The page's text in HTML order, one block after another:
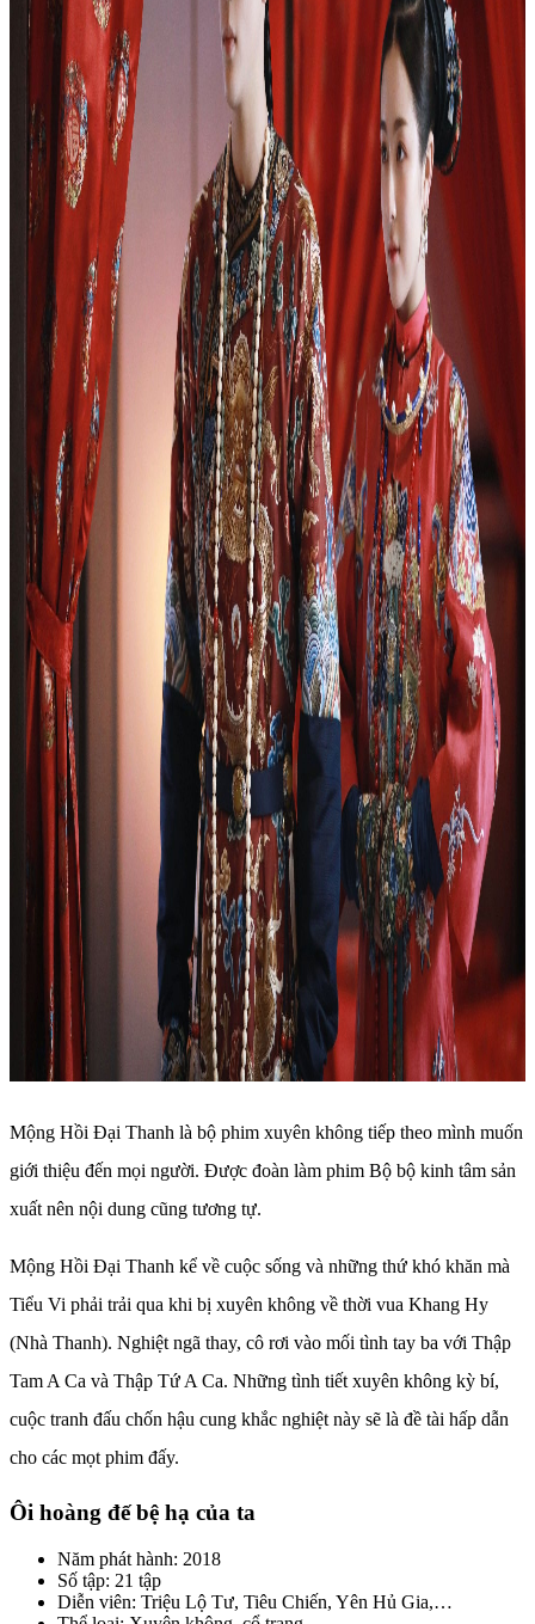
Mộng Hồi Đại Thanh là bộ phim xuyên không tiếp theo mình muốn
giới thiệu đến mọi người. Được đoàn làm phim Bộ bộ kinh tâm sản
xuất nên nội dung cũng tương tự.
Mộng Hồi Đại Thanh kể về cuộc sống và những thứ khó khăn mà
Tiểu Vi phải trải qua khi bị xuyên không về thời vua Khang Hy
(Nhà Thanh). Nghiệt ngã thay, cô rơi vào mối tình tay ba với Thập
Tam A Ca và Thập Tứ A Ca. Những tình tiết xuyên không kỳ bí,
cuộc tranh đấu chốn hậu cung khắc nghiệt này sẽ là đề tài hấp dẫn
cho các mọt phim đấy.
Ôi hoàng đế bệ hạ của ta
Năm phát hành: 2018
Số tập: 21 tập
Diễn viên: Triệu Lộ Tư, Tiêu Chiến, Yên Hủ Gia,…